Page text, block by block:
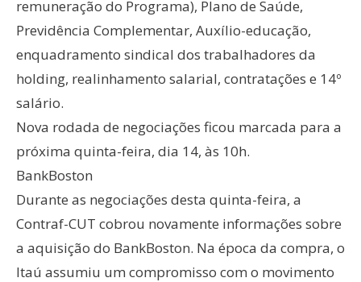
remuneração do Programa), Plano de Saúde,
Previdência Complementar, Auxílio-educação,
enquadramento sindical dos trabalhadores da
holding, realinhamento salarial, contratações e 14º
salário.
Nova rodada de negociações ficou marcada para a
próxima quinta-feira, dia 14, às 10h.
BankBoston
Durante as negociações desta quinta-feira, a
Contraf-CUT cobrou novamente informações sobre
a aquisição do BankBoston. Na época da compra, o
Itaú assumiu um compromisso com o movimento